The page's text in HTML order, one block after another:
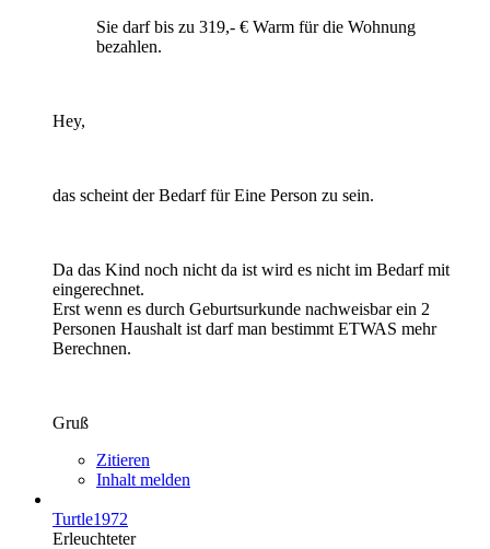
Sie darf bis zu 319,- € Warm für die Wohnung
bezahlen.
Hey,
das scheint der Bedarf für Eine Person zu sein.
Da das Kind noch nicht da ist wird es nicht im Bedarf mit
eingerechnet.
Erst wenn es durch Geburtsurkunde nachweisbar ein 2
Personen Haushalt ist darf man bestimmt ETWAS mehr
Berechnen.
Gruß
Zitieren
Inhalt melden
Turtle1972
Erleuchteter